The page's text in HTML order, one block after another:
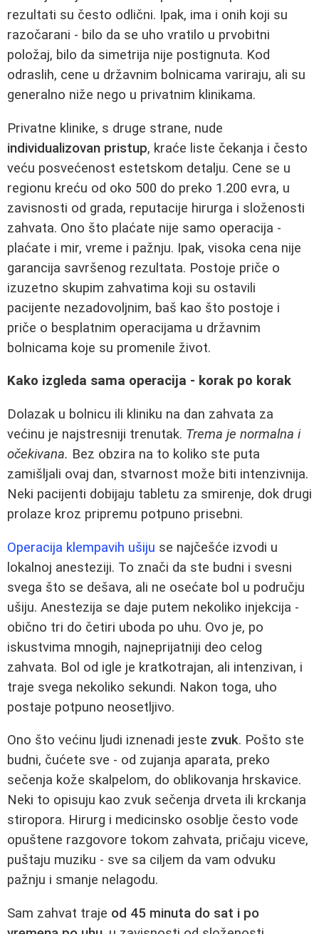
rezultati su često odlični. Ipak, ima i onih koji su
razočarani - bilo da se uho vratilo u prvobitni
položaj, bilo da simetrija nije postignuta. Kod
odraslih, cene u državnim bolnicama variraju, ali su
generalno niže nego u privatnim klinikama.
Privatne klinike, s druge strane, nude
individualizovan pristup, kraće liste čekanja i često
veću posvećenost estetskom detalju. Cene se u
regionu kreću od oko 500 do preko 1.200 evra, u
zavisnosti od grada, reputacije hirurga i složenosti
zahvata. Ono što plaćate nije samo operacija -
plaćate i mir, vreme i pažnju. Ipak, visoka cena nije
garancija savršenog rezultata. Postoje priče o
izuzetno skupim zahvatima koji su ostavili
pacijente nezadovoljnim, baš kao što postoje i
priče o besplatnim operacijama u državnim
bolnicama koje su promenile život.
Kako izgleda sama operacija - korak po korak
Dolazak u bolnicu ili kliniku na dan zahvata za
većinu je najstresniji trenutak. Trema je normalna i
očekivana. Bez obzira na to koliko ste puta
zamišljali ovaj dan, stvarnost može biti intenzivnija.
Neki pacijenti dobijaju tabletu za smirenje, dok drugi
prolaze kroz pripremu potpuno prisebni.
Operacija klempavih ušiju se najčešće izvodi u
lokalnoj anesteziji. To znači da ste budni i svesni
svega što se dešava, ali ne osećate bol u području
ušiju. Anestezija se daje putem nekoliko injekcija -
obično tri do četiri uboda po uhu. Ovo je, po
iskustvima mnogih, najneprijatniji deo celog
zahvata. Bol od igle je kratkotrajan, ali intenzivan, i
traje svega nekoliko sekundi. Nakon toga, uho
postaje potpuno neosetljivo.
Ono što većinu ljudi iznenadi jeste zvuk. Pošto ste
budni, čućete sve - od zujanja aparata, preko
sečenja kože skalpelom, do oblikovanja hrskavice.
Neki to opisuju kao zvuk sečenja drveta ili krckanja
stiropora. Hirurg i medicinsko osoblje često vode
opuštene razgovore tokom zahvata, pričaju viceve,
puštaju muziku - sve sa ciljem da vam odvuku
pažnju i smanje nelagodu.
Sam zahvat traje od 45 minuta do sat i po